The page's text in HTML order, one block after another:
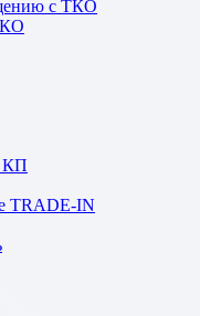
с ТКО
КП
TRADE-IN